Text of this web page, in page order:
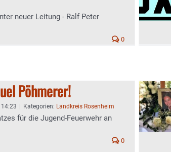
neuer Leitung - Ralf Peter
0
Pöhmerer!
14:23 Kategorien: Landkreis Rosenheim
für die Jugend-Feuerwehr an
0